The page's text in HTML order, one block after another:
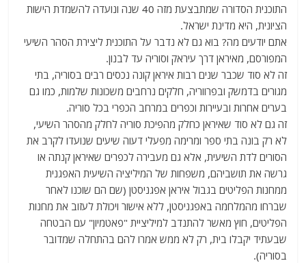
התוכנית הסדורה שמתבצעת מזה 40 שנה ונועדה להשמדת הישות
הציונית, היא מדינת ישראל.
אתם יודעים מה? בוא גם לא נדבר על התוכנית ליצירת הסהר השיעי
המפורסם, מאיראן דרך עיראק וסוריה עד לבנון.
זה לא סוד שכבר שנים רבות איראן קונה נכסים רבים בסוריה, בתי
מגורים בדמשק ובפרווריה, חלקים נרחבים משכונות שלמות, כמו גם
בערים אחרות ובעיירות וכפרים במרחב הכפרי בכל סוריה.
זה גם לא סוד שאיראן כחלק מהפיכת סוריה לחלק מהסהר השיעי,
לא רק בונה בתי ספר ומרימה מפעלי דעוה שיעים שנועדו לקרב את
הסורים לדת השיעית, אלא גם מעבירה לכפרים שאיראן קנתה או
גרשה את תושביהם, משפחות של המיליציה השיעית האפגנית
ממחנות הפליטים בגבול איראן אפגניסטן (שם הם שוכנו לאחר
שברחו מהמלחמה באפגניסטן, ללא אישור ויכולת לעזוב את מחנות
הפליטים, חוץ מאשר להתנדב למיליציית "פאטמיון" עם הבטחה
שבעתיד יקבלו בית, רק לא ממש אמרו להם בהתחלה שמדובר
בסוריה).